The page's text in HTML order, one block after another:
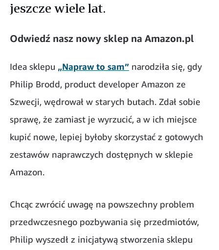
jeszcze wiele lat.
Odwiedź nasz nowy sklep na Amazon.pl
Idea sklepu „Napraw to sam” narodziła się, gdy
Philip Brodd, product developer Amazon ze
Szwecji, wędrował w starych butach. Zdał sobie
sprawę, że zamiast je wyrzucić, a w ich miejsce
kupić nowe, lepiej byłoby skorzystać z gotowych
zestawów naprawczych dostępnych w sklepie
Amazon.
Chcąc zwrócić uwagę na powszechny problem
przedwczesnego pozbywania się przedmiotów,
Philip wyszedł z inicjatywą stworzenia sklepu